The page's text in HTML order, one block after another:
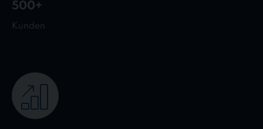
500+
Kunden